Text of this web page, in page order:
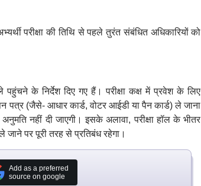
परीक्षा की तिथि से पहले तुरंत संबंधित अधिकारियों को
पहुंचने के निर्देश दिए गए हैं। परीक्षा कक्ष में प्रवेश के लिए
पत्र (जैसे- आधार कार्ड, वोटर आईडी या पैन कार्ड) ले जाना
अनुमति नहीं दी जाएगी। इसके अलावा, परीक्षा हॉल के भीतर
पर पूरी तरह से प्रतिबंध रहेगा।
Add as a preferred
source on google